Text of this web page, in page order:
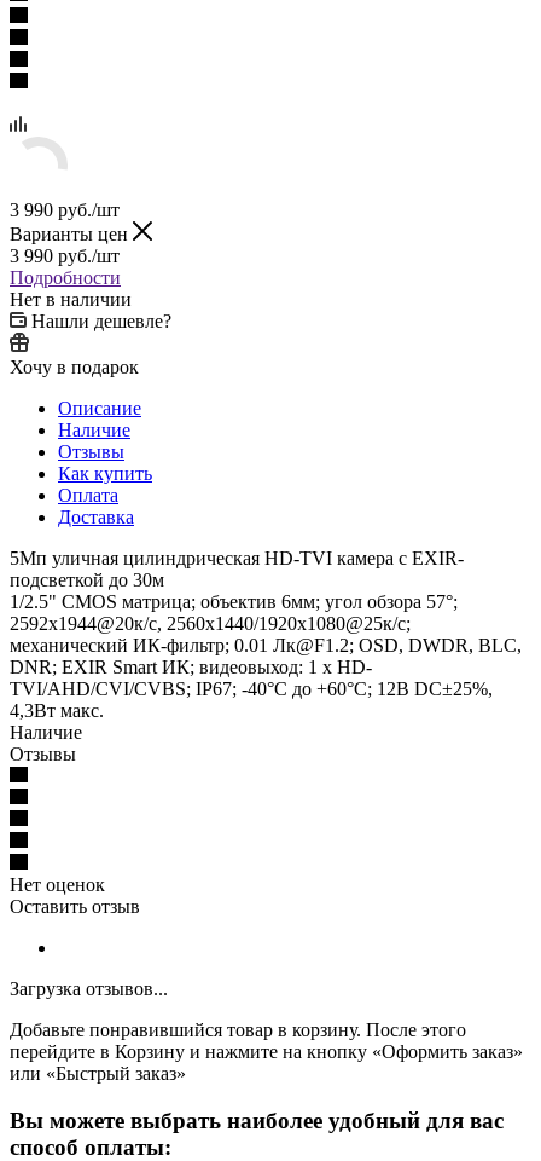
3 990 руб./шт
Варианты цен
3 990 руб./шт
Подробности
Нет в наличии
Нашли дешевле?
Хочу в подарок
Описание
Наличие
Отзывы
Как купить
Оплата
Доставка
5Мп уличная цилиндрическая HD-TVI камера с EXIR-
подсветкой до 30м
1/2.5" CMOS матрица; объектив 6мм; угол обзора 57°;
2592x1944@20к/с, 2560x1440/1920x1080@25к/с;
механический ИК-фильтр; 0.01 Лк@F1.2; OSD, DWDR, BLC,
DNR; EXIR Smart ИК; видеовыход: 1 х HD-
TVI/AHD/CVI/CVBS; IP67; -40°С до +60°С; 12В DC±25%,
4,3Вт макс.
Наличие
Отзывы
Нет оценок
Оставить отзыв
Загрузка отзывов...
Добавьте понравившийся товар в корзину. После этого
перейдите в Корзину и нажмите на кнопку «Оформить заказ»
или «Быстрый заказ»
Вы можете выбрать наиболее удобный для вас
способ оплаты: